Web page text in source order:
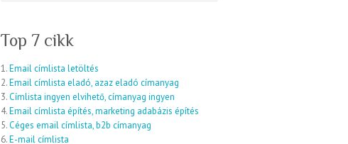
Top 7 cikk
1.Email címlista letöltés
2.Email címlista eladó, azaz eladó címanyag
3.Címlista ingyen elvihető, címanyag ingyen
4.Email címlista építés, marketing adabázis építés
5.Céges email címlista, b2b címanyag
6.E-mail címlista